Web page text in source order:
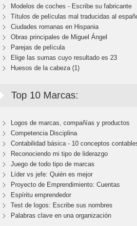
Modelos de coches - Escribe su fabricante
Títulos de películas mal traducidas al
Ciudades romanas en Hispania
Obras principales de Miguel Ángel
Parejas de película
Elige las sumas cuyo resultado es 23
Huesos de la cabeza (1)
Top 10 Marcas:
Logos de marcas, compañías y productos
Competencia Disciplina
Contabilidad básica - 10 conceptos
Reconociendo mi tipo de liderazgo
Juego de todo tipo de marcas
Líder vs jefe: Quién es mejor
Proyecto de Emprendimiento: Cuentas
Espíritu emprendedor
Test de logos: Escribe sus nombres
Palabras clave en una organización